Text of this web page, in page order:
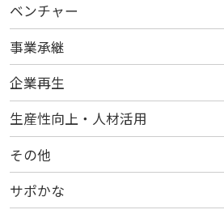
ベンチャー
事業承継
企業再生
生産性向上・人材活用
その他
サポかな